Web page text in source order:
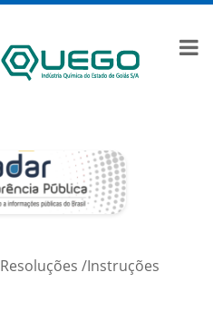
Resoluções /Instruções